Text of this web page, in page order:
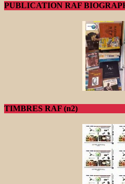
PUBLICATION RAF
TIMBRES RAF (n2)